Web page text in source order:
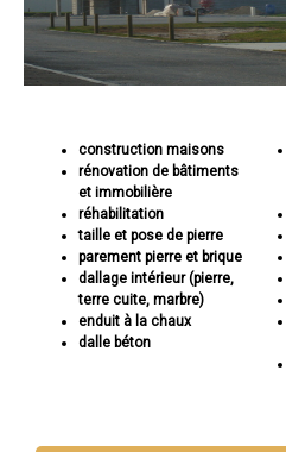
construction maisons
rénovation de bâtiments
et immobilière
réhabilitation
taille et pose de pierre
parement pierre et brique
dallage intérieur (pierre,
terre cuite, marbre)
enduit à la chaux
dalle béton